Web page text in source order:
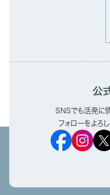
公
SNSでも活発に
フォローをよろ